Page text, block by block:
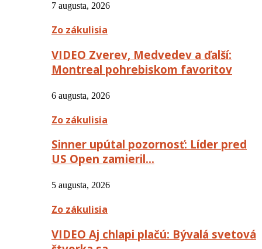
7 augusta, 2026
Zo zákulisia
VIDEO Zverev, Medvedev a ďalší:
Montreal pohrebiskom favoritov
6 augusta, 2026
Zo zákulisia
Sinner upútal pozornosť: Líder pred
US Open zamieril…
5 augusta, 2026
Zo zákulisia
VIDEO Aj chlapi plačú: Bývalá svetová